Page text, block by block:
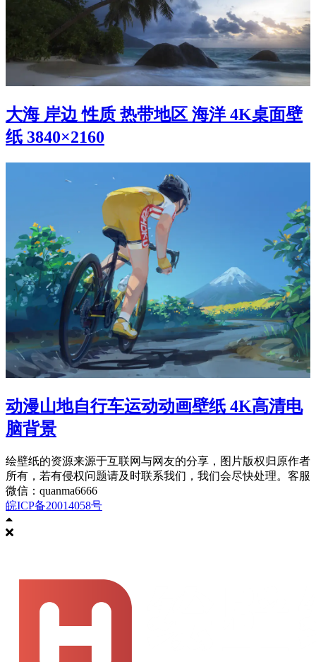
大海 岸边 性质 热带地区 海洋 4K桌面壁
纸 3840×2160
动漫山地自行车运动动画壁纸 4K高清电
脑背景
绘壁纸的资源来源于互联网与网友的分享，图片版权归原作者
所有，若有侵权问题请及时联系我们，我们会尽快处理。客服
微信：quanma6666
皖ICP备20014058号